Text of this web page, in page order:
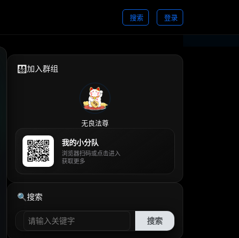
搜索 登录
👨‍👩‍👧‍👦加入群组
无良法尊
我的小分队
浏览器扫码或点击进入
获取更多
🔍搜索
搜索